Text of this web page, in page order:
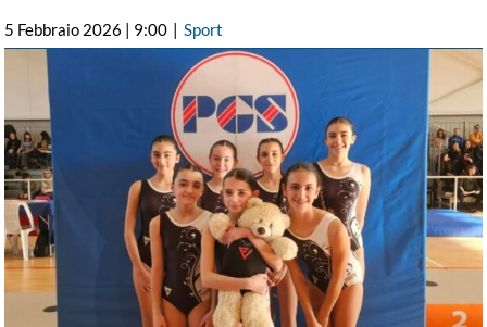
5 Febbraio 2026 | 9:00 | Sport
Ingrandisci
immagine